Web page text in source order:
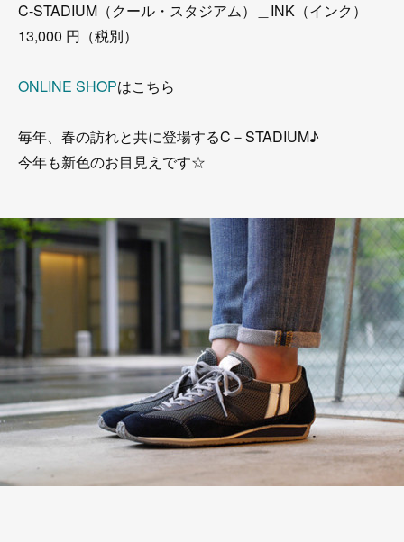
C-STADIUM（クール・スタジアム）＿INK（インク）
13,000 円（税別）
ONLINE SHOPはこちら
毎年、春の訪れと共に登場するC－STADIUM♪
今年も新色のお目見えです☆